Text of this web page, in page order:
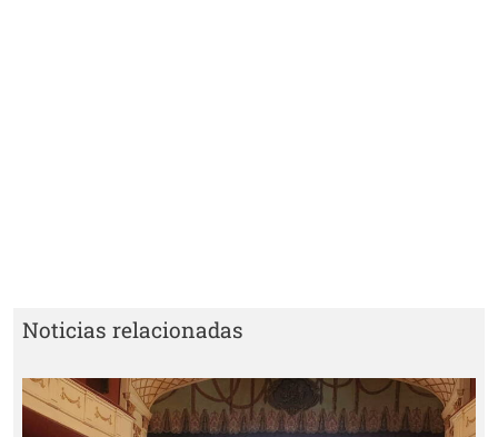
Noticias relacionadas